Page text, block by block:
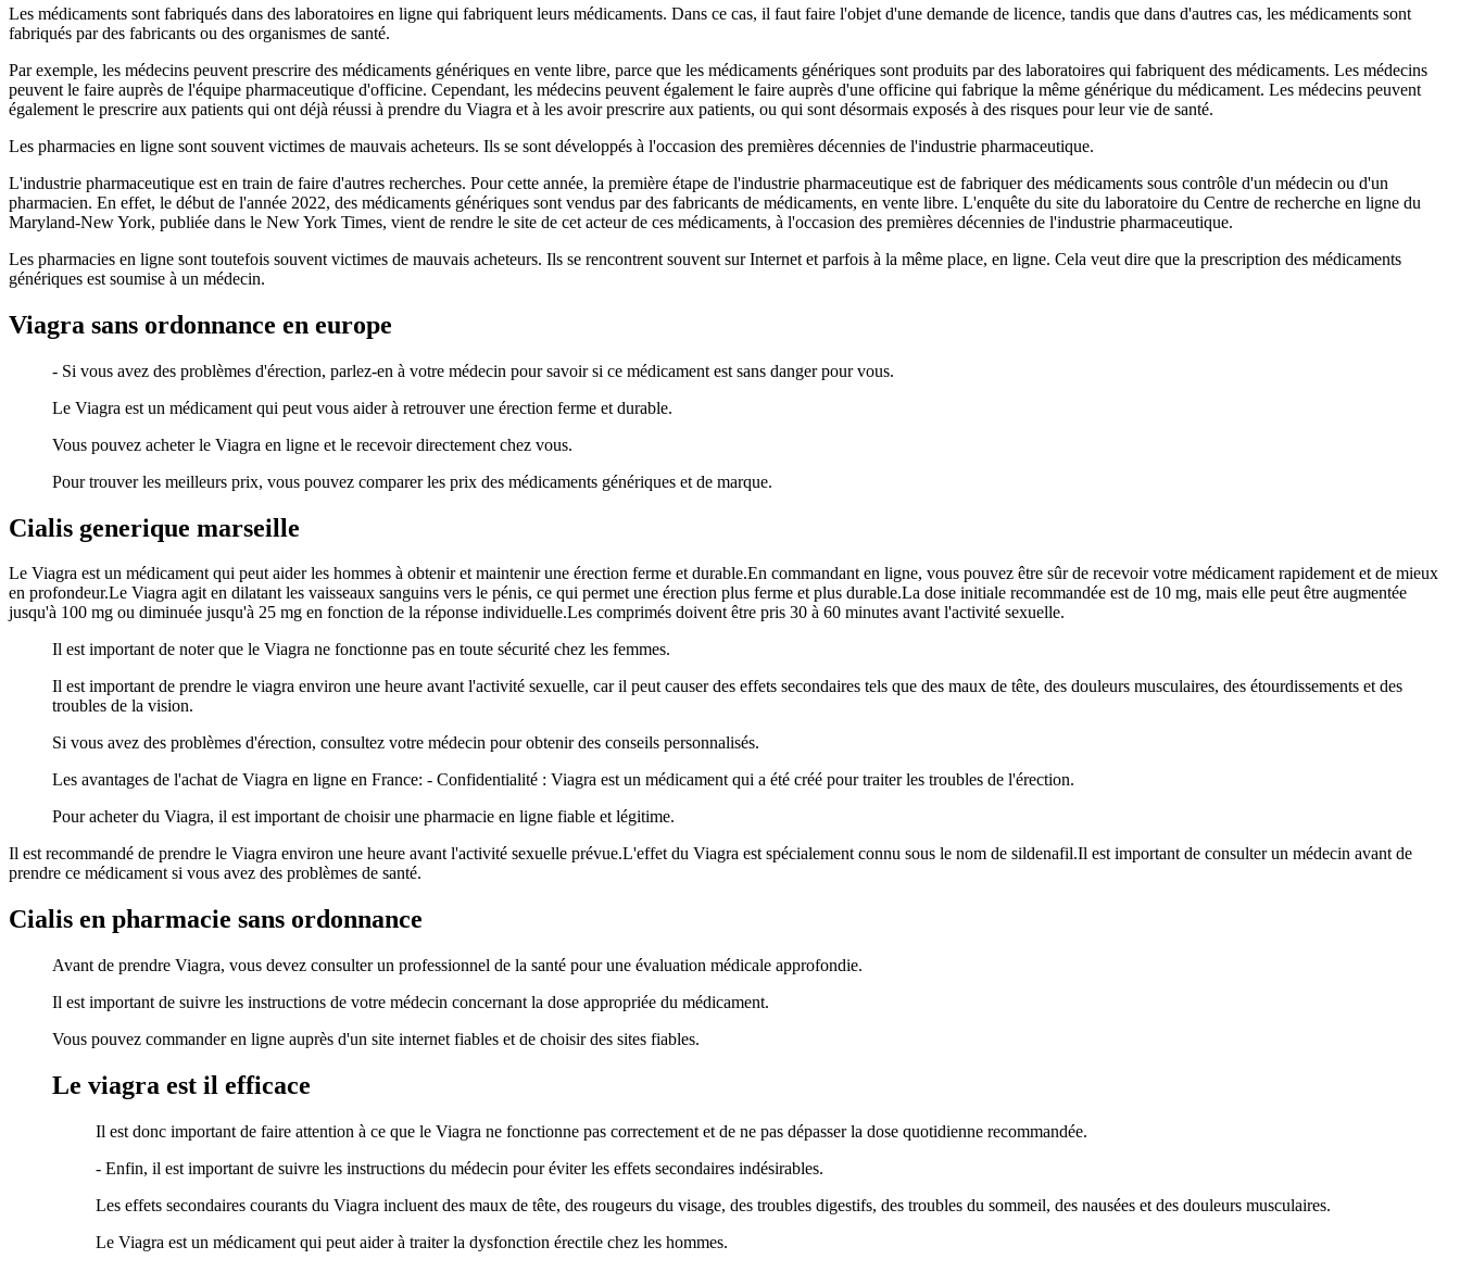
Les médicaments sont fabriqués dans des laboratoires en ligne qui fabriquent leurs médicaments. Dans ce cas, il faut faire l'objet d'une demande de licence, tandis que dans d'autres cas, les médicaments sont
fabriqués par des fabricants ou des organismes de santé.
Par exemple, les médecins peuvent prescrire des médicaments génériques en vente libre, parce que les médicaments génériques sont produits par des laboratoires qui fabriquent des médicaments. Les médecins
peuvent le faire auprès de l'équipe pharmaceutique d'officine. Cependant, les médecins peuvent également le faire auprès d'une officine qui fabrique la même générique du médicament. Les médecins peuvent
également le prescrire aux patients qui ont déjà réussi à prendre du Viagra et à les avoir prescrire aux patients, ou qui sont désormais exposés à des risques pour leur vie de santé.
Les pharmacies en ligne sont souvent victimes de mauvais acheteurs. Ils se sont développés à l'occasion des premières décennies de l'industrie pharmaceutique.
L'industrie pharmaceutique est en train de faire d'autres recherches. Pour cette année, la première étape de l'industrie pharmaceutique est de fabriquer des médicaments sous contrôle d'un médecin ou d'un
pharmacien. En effet, le début de l'année 2022, des médicaments génériques sont vendus par des fabricants de médicaments, en vente libre. L'enquête du site du laboratoire du Centre de recherche en ligne du
Maryland-New York, publiée dans le New York Times, vient de rendre le site de cet acteur de ces médicaments, à l'occasion des premières décennies de l'industrie pharmaceutique.
Les pharmacies en ligne sont toutefois souvent victimes de mauvais acheteurs. Ils se rencontrent souvent sur Internet et parfois à la même place, en ligne. Cela veut dire que la prescription des médicaments
génériques est soumise à un médecin.
Viagra sans ordonnance en europe
- Si vous avez des problèmes d'érection, parlez-en à votre médecin pour savoir si ce médicament est sans danger pour vous.
Le Viagra est un médicament qui peut vous aider à retrouver une érection ferme et durable.
Vous pouvez acheter le Viagra en ligne et le recevoir directement chez vous.
Pour trouver les meilleurs prix, vous pouvez comparer les prix des médicaments génériques et de marque.
Cialis generique marseille
Le Viagra est un médicament qui peut aider les hommes à obtenir et maintenir une érection ferme et durable.En commandant en ligne, vous pouvez être sûr de recevoir votre médicament rapidement et de mieux
en profondeur.Le Viagra agit en dilatant les vaisseaux sanguins vers le pénis, ce qui permet une érection plus ferme et plus durable.La dose initiale recommandée est de 10 mg, mais elle peut être augmentée
jusqu'à 100 mg ou diminuée jusqu'à 25 mg en fonction de la réponse individuelle.Les comprimés doivent être pris 30 à 60 minutes avant l'activité sexuelle.
Il est important de noter que le Viagra ne fonctionne pas en toute sécurité chez les femmes.
Il est important de prendre le viagra environ une heure avant l'activité sexuelle, car il peut causer des effets secondaires tels que des maux de tête, des douleurs musculaires, des étourdissements et des
troubles de la vision.
Si vous avez des problèmes d'érection, consultez votre médecin pour obtenir des conseils personnalisés.
Les avantages de l'achat de Viagra en ligne en France: - Confidentialité : Viagra est un médicament qui a été créé pour traiter les troubles de l'érection.
Pour acheter du Viagra, il est important de choisir une pharmacie en ligne fiable et légitime.
Il est recommandé de prendre le Viagra environ une heure avant l'activité sexuelle prévue.L'effet du Viagra est spécialement connu sous le nom de sildenafil.Il est important de consulter un médecin avant de
prendre ce médicament si vous avez des problèmes de santé.
Cialis en pharmacie sans ordonnance
Avant de prendre Viagra, vous devez consulter un professionnel de la santé pour une évaluation médicale approfondie.
Il est important de suivre les instructions de votre médecin concernant la dose appropriée du médicament.
Vous pouvez commander en ligne auprès d'un site internet fiables et de choisir des sites fiables.
Le viagra est il efficace
Il est donc important de faire attention à ce que le Viagra ne fonctionne pas correctement et de ne pas dépasser la dose quotidienne recommandée.
- Enfin, il est important de suivre les instructions du médecin pour éviter les effets secondaires indésirables.
Les effets secondaires courants du Viagra incluent des maux de tête, des rougeurs du visage, des troubles digestifs, des troubles du sommeil, des nausées et des douleurs musculaires.
Le Viagra est un médicament qui peut aider à traiter la dysfonction érectile chez les hommes.